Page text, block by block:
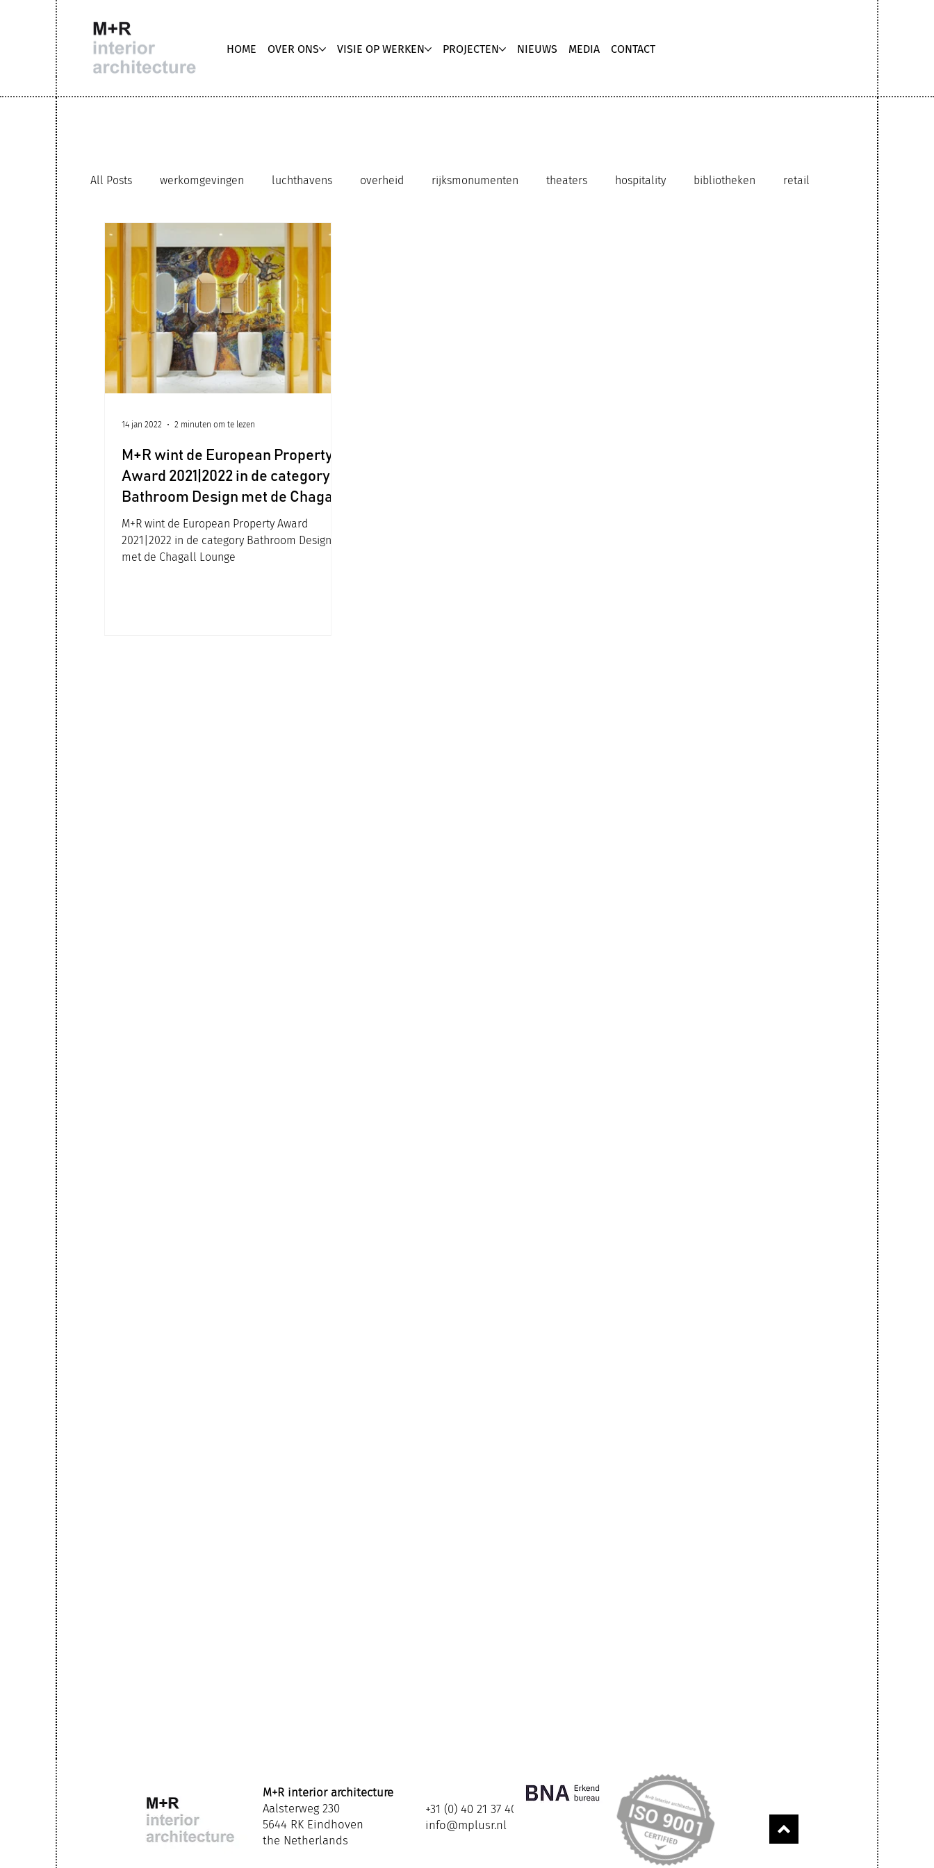
HOME OVER ONS VISIE OP WERKEN PROJECTEN NIEUWS MEDIA CONTACT
All Posts werkomgevingen luchthavens overheid rijksmonumenten theaters hospitality bibliotheken retail
M+R interior architecture
hybride werkomgeving circulair gebruik
M+R wint de European Property
Award 2021|2022 in de category
Bathroom Design met de Chagall
Lounge
M+R wint de European Property Award
2021|2022 in de category Bathroom Design
met de Chagall Lounge
14 jan 2022 2 minuten om te lezen
M+R interior architecture
Aalsterweg 230
5644 RK Eindhoven
the Netherlands
+31 (0) 40 21 37 408
info@mplusr.nl